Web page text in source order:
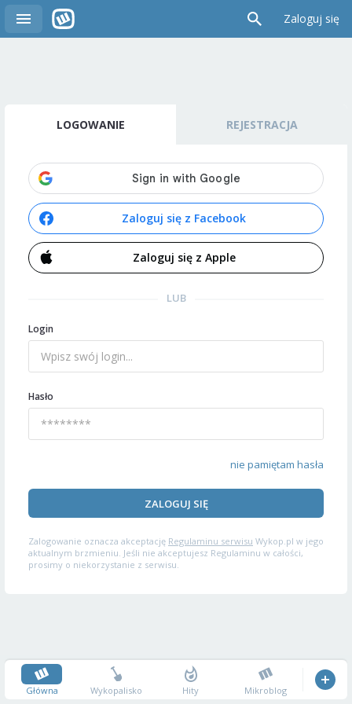
Zaloguj się
LOGOWANIE REJESTRACJA
Zaloguj się z Facebook
Zaloguj się z Apple
LUB
Login
Hasło
nie pamiętam hasła
ZALOGUJ SIĘ
Zalogowanie oznacza akceptację Regulaminu serwisu Wykop.pl w jego
aktualnym brzmieniu. Jeśli nie akceptujesz Regulaminu w całości,
prosimy o niekorzystanie z serwisu.
Główna Wykopalisko Hity Mikroblog